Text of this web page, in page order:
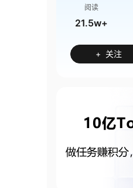
阅读
21.5w+
+ 关注